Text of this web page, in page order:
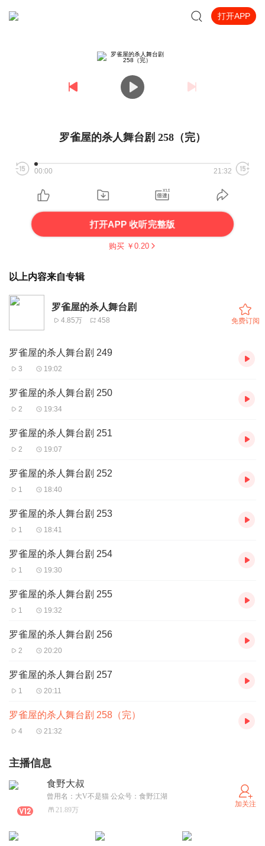
打开APP
罗雀屋的杀人舞台剧 258（完）
00:00 21:32
打开APP 收听完整版
购买 ￥ 0.20
以上内容来自专辑
罗雀屋的杀人舞台剧
4.85万 458 免费订阅
罗雀屋的杀人舞台剧 249
3 19:02
罗雀屋的杀人舞台剧 250
2 19:34
罗雀屋的杀人舞台剧 251
2 19:07
罗雀屋的杀人舞台剧 252
1 18:40
罗雀屋的杀人舞台剧 253
1 18:41
罗雀屋的杀人舞台剧 254
1 19:30
罗雀屋的杀人舞台剧 255
1 19:32
罗雀屋的杀人舞台剧 256
2 20:20
罗雀屋的杀人舞台剧 257
1 20:11
罗雀屋的杀人舞台剧 258（完）
4 21:32
主播信息
食野大叔
曾用名：大V不是猫 公众号：食野江湖
21.89万
加关注